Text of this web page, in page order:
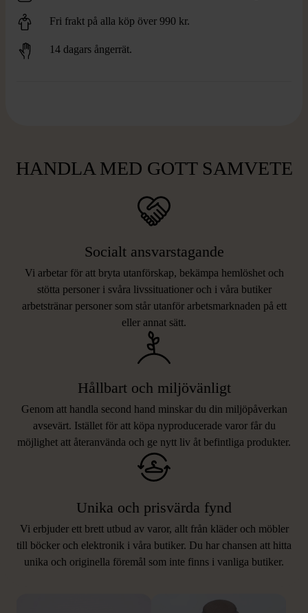
Fri frakt på alla köp över 990 kr.
14 dagars ångerrät.
HANDLA MED GOTT SAMVETE
Socialt ansvarstagande
Vi arbetar för att bryta utanförskap, bekämpa hemlöshet och
stötta personer i svåra livssituationer och i våra butiker
arbetstränar personer som står utanför arbetsmarknaden på ett
eller annat sätt.
Hållbart och miljövänligt
Genom att handla second hand minskar du din miljöpåverkan
avsevärt. Istället för att köpa nyproducerade varor får du
möjlighet att återanvända och ge nytt liv åt befintliga produkter.
Unika och prisvärda fynd
Vi erbjuder ett brett utbud av varor, allt från kläder och möbler
till böcker och elektronik i våra butiker. Du har chansen att hitta
unika och originella föremål som inte finns i vanliga butiker.
LIKNANDE PRODUKTER
Hitta produkter som påminner om denna